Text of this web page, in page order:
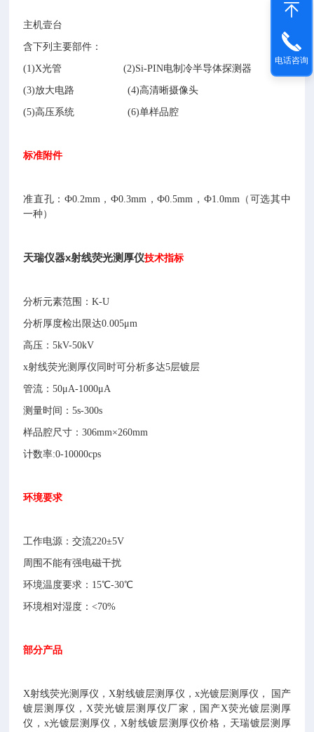
主机壹台
含下列主要部件：
(1)X光管 (2)Si-PIN电制冷半导体探测器
(3)放大电路 (4)高清晰摄像头
(5)高压系统 (6)单样品腔
标准附件
准直孔：Ф0.2mm，Ф0.3mm，Ф0.5mm，Ф1.0mm（可选其中
一种）
天瑞仪器x射线荧光测厚仪技术指标
分析元素范围：K-U
分析厚度检出限达0.005μm
高压：5kV-50kV
x射线荧光测厚仪同时可分析多达5层镀层
管流：50μA-1000μA
测量时间：5s-300s
样品腔尺寸：306mm×260mm
计数率:0-10000cps
环境要求
工作电源：交流220±5V
周围不能有强电磁干扰
环境温度要求：15℃-30℃
环境相对湿度：<70%
部分产品
X射线荧光测厚仪，X射线镀层测厚仪，x光镀层测厚仪， 国产
镀层测厚仪，X荧光镀层测厚仪厂家，国产X荧光镀层测厚
仪，x光镀层测厚仪，X射线镀层测厚仪价格，天瑞镀层测厚
电话咨询